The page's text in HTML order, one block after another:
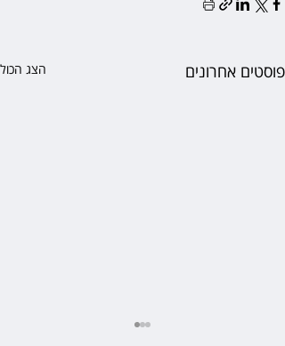
פוסטים אחרונים הצג הכול